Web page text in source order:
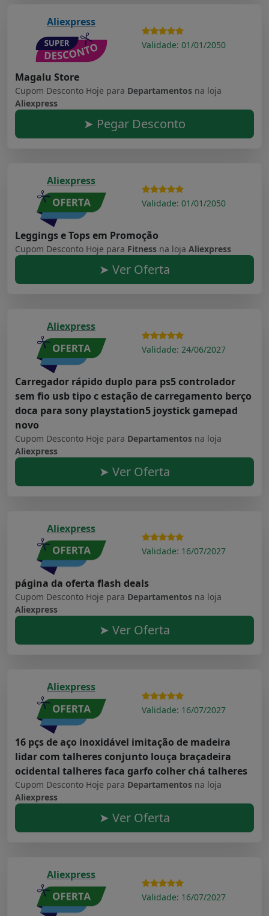
Aliexpress
Validade: 01/01/2050
Magalu Store
Cupom Desconto Hoje para Departamentos na loja
Aliexpress
➤ Pegar Desconto
Aliexpress
Validade: 01/01/2050
Leggings e Tops em Promoção
Cupom Desconto Hoje para Fitness na loja Aliexpress
➤ Ver Oferta
Aliexpress
Validade: 24/06/2027
Carregador rápido duplo para ps5 controlador
sem fio usb tipo c estação de carregamento berço
doca para sony playstation5 joystick gamepad
novo
Cupom Desconto Hoje para Departamentos na loja
Aliexpress
➤ Ver Oferta
Aliexpress
Validade: 16/07/2027
página da oferta flash deals
Cupom Desconto Hoje para Departamentos na loja
Aliexpress
➤ Ver Oferta
Aliexpress
Validade: 16/07/2027
16 pçs de aço inoxidável imitação de madeira
lidar com talheres conjunto louça braçadeira
ocidental talheres faca garfo colher chá talheres
Cupom Desconto Hoje para Departamentos na loja
Aliexpress
➤ Ver Oferta
Aliexpress
Validade: 16/07/2027